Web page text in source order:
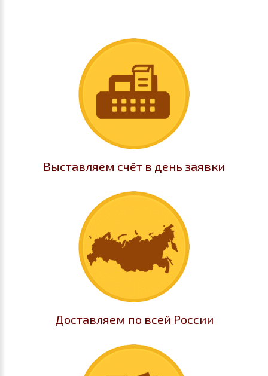
Выставляем счёт в день заявки
Доставляем по всей России